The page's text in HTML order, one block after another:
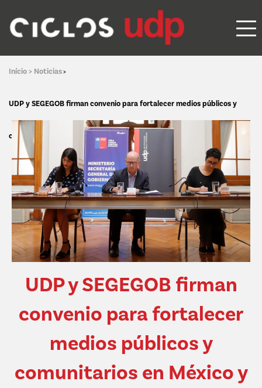
Início > Noticias>
UDP y SEGEGOB firman convenio para fortalecer medios públicos y
comunitarios en México y Chile
UDP y SEGEGOB firman
convenio para fortalecer
medios públicos y
comunitarios en México y